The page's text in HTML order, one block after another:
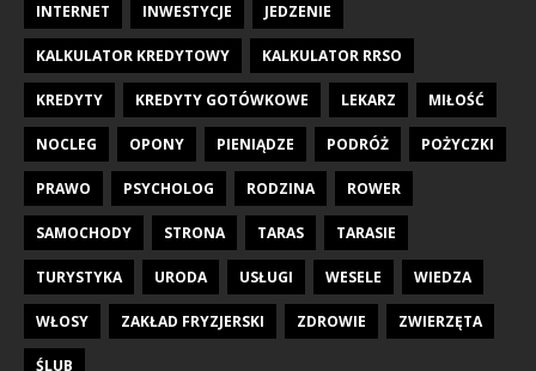
INTERNET INWESTYCJE JEDZENIE
KALKULATOR KREDYTOWY KALKULATOR RRSO
KREDYTY KREDYTY GOTÓWKOWE LEKARZ MIŁOŚĆ
NOCLEG OPONY PIENIĄDZE PODRÓŻ POŻYCZKI
PRAWO PSYCHOLOG RODZINA ROWER
SAMOCHODY STRONA TARAS TARASIE
TURYSTYKA URODA USŁUGI WESELE WIEDZA
WŁOSY ZAKŁAD FRYZJERSKI ZDROWIE ZWIERZĘTA
ŚLUB